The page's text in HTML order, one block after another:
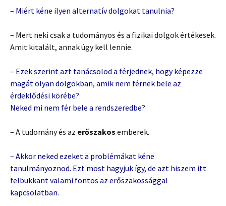
– Miért kéne ilyen alternatív dolgokat tanulnia?
– Mert neki csak a tudományos és a fizikai dolgok értékesek.
Amit kitalált, annak úgy kell lennie.
– Ezek szerint azt tanácsolod a férjednek, hogy képezze
magát olyan dolgokban, amik nem férnek bele az
érdeklődési körébe?
Neked mi nem fér bele a rendszeredbe?
– A tudomány és az erőszakos emberek.
– Akkor neked ezeket a problémákat kéne
tanulmányoznod. Ezt most hagyjuk így, de azt hiszem itt
felbukkant valami fontos az erőszakossággal
kapcsolatban.